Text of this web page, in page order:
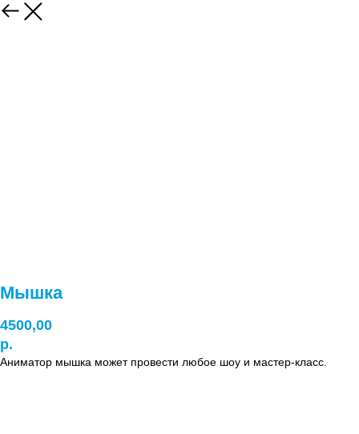
Мышка
4500,00
р.
Аниматор мышка может провести любое шоу и мастер-класс.